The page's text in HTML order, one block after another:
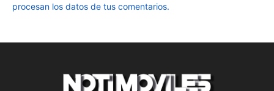
procesan los datos de tus comentarios.